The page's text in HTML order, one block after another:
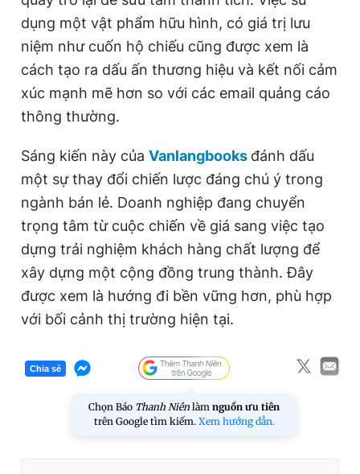
dụng một vật phẩm hữu hình, có giá trị lưu
niệm như cuốn hộ chiếu cũng được xem là
cách tạo ra dấu ấn thương hiệu và kết nối cảm
xúc mạnh mẽ hơn so với các email quảng cáo
thông thường.
Sáng kiến này của Vanlangbooks đánh dấu
một sự thay đổi chiến lược đáng chú ý trong
ngành bán lẻ. Doanh nghiệp đang chuyển
trọng tâm từ cuộc chiến về giá sang việc tạo
dựng trải nghiệm khách hàng chất lượng để
xây dựng một cộng đồng trung thành. Đây
được xem là hướng đi bền vững hơn, phù hợp
với bối cảnh thị trường hiện tại.
Chia sẻ
Chọn Báo Thanh Niên làm nguồn ưu tiên
trên Google tìm kiếm. Xem hướng dẫn.